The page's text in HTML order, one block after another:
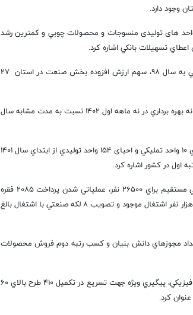
رشد توليد در حوزه صنعت در سال 1402 نسبت به سال 1401 متعلق به واحد های تولیدی منسوجات و محصولات چوبي و كمترين رشد
تسهيلات بانكي اشاره کرد.
وی ادامه داد: با توجه به آمار شاخص های اقتصادي مربوط به مركز آمار ايران و ميانگين ۱۰ سال منتهي به سال ۹۸، سهم ارزش افزوده بخش صنعت در استان ۲۷
انصاری با اشاره به اینکه سهم اشتغال بخش صنعت و معدن در استان ۴۳% است گفت: رشد صدور پروانه بهره برداري در نه ماهه اول ۱۴۰۲ نسبت به مدت مشابه سال
مديركل صنعت، معدن و تجارت استان البرز اضافه كرد: از دیگر اقدامات اداره کل صمت می توان به احياي ۱۰ واحد تمليكي و احيای ۱۵۴ واحد توليدي از ابتداي سال ۱۴۰۱
وی گفت: بهره برداري ۳۵۶ طرح نيمه تمام با سرمايه گذاري بالغ بر ۲۸ هزار ميليارد تومان و اشتغالزايي مستقيم براي ۲۶۵۰۰ نفر، عملياتي شدن پرداخت ۲۰۸۵ فقره
تسهيلات به مبلغ بالغ بر ۳۲ هزار ميليارد تومان، پايش و شناسايي ۲۲ لكه صنعتي استان با بيش از ۳۰ هزار نفر اشتغال موجود و تصويب ۸ لكه صنعتي با اشتغال بالغ
هم از وضعیت واحد های دانش بنیان استان داد و گفت: افزايش ۴۰ درصدي تعداد مجوزهاي دانش بنيان و كسب رتبه دوم فروش محصولات
وی ادامه داد: پايش ۲۵۱۰ جواز تاسيس ايجادي و توسعه اي صادره و شناسايي ۸۶۰ طرح داراي پيشرفت فيزيكي، پيگيري ويژه جهت تسريع در تكميل ۴۱۰ طرح بالاي ۶۰